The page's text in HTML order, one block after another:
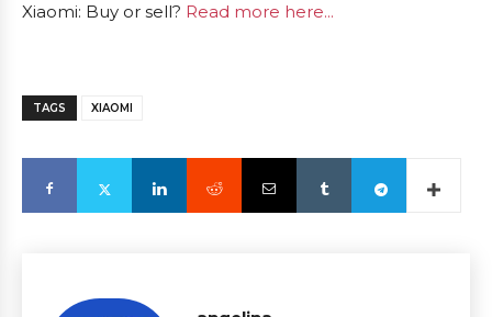
Xiaomi: Buy or sell? Read more here...
TAGS XIAOMI